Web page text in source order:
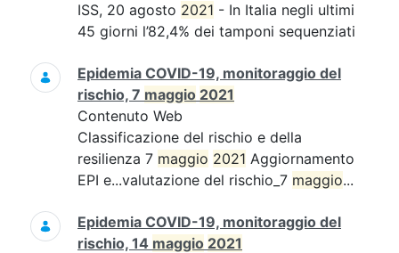
ISS, 20 agosto 2021 - In Italia negli ultimi
45 giorni l’82,4% dei tamponi sequenziati
Epidemia COVID-19, monitoraggio del
rischio, 7 maggio 2021
Contenuto Web
Classificazione del rischio e della
resilienza 7 maggio 2021 Aggiornamento
EPI e...valutazione del rischio_7 maggio...
Epidemia COVID-19, monitoraggio del
rischio, 14 maggio 2021